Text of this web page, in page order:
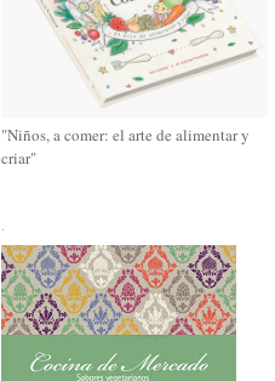
"Niños, a comer: el arte de alimentar y
criar"
.